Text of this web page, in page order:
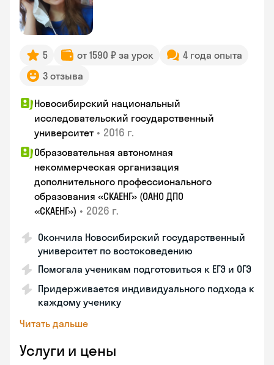
5 от 1590 ₽ за урок
4 года опыта
3 отзыва
Новосибирский национальный
исследовательский государственный
университет • 2016 г.
Образовательная автономная
некоммерческая организация
дополнительного профессионального
образования «СКАЕНГ» (ОАНО ДПО
«СКАЕНГ») • 2026 г.
Окончила Новосибирский государственный
университет по востоковедению
Помогала ученикам подготовиться к ЕГЭ и ОГЭ
Придерживается индивидуального подхода к
каждому ученику
Читать дальше
Услуги и цены